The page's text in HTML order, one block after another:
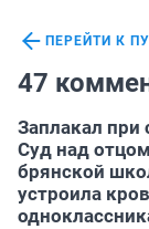
ПЕРЕЙТИ К
47
Заплакал при
Суд над
брянской
устроила